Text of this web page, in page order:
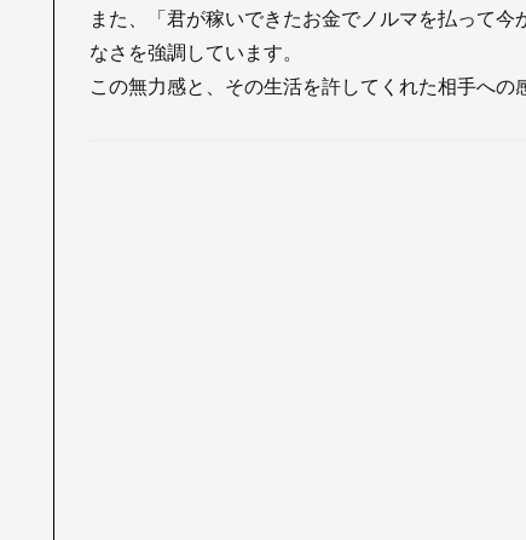
また、「君が稼いできたお金でノルマを払って
なさを強調しています。
この無力感と、その生活を許してくれた相手への